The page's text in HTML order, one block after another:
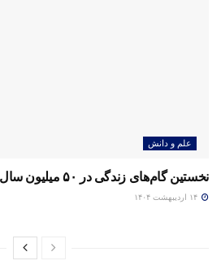
علم و دانش
نخستین گام‌های زندگی در ۵۰ میلیون سال پیش